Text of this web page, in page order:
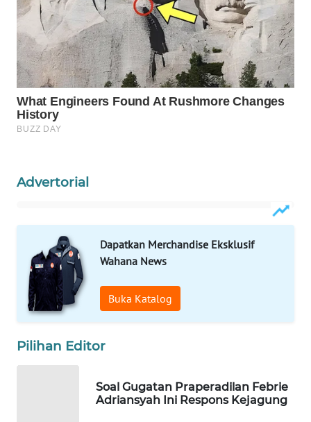
Advertorial
Dapatkan Merchandise Eksklusif
Wahana News
Buka Katalog
Pilihan Editor
Soal Gugatan Praperadilan Febrie
Adriansyah Ini Respons Kejagung
WAHANA
OTOMOTIF
WAHANA
HEALTH
WAHANA
Network
KONSUMEN
LISTRIK
MASYARAKAT